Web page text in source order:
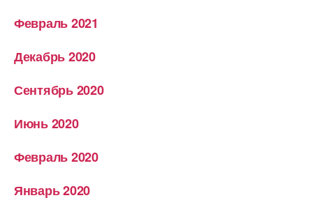
Февраль 2021
Декабрь 2020
Сентябрь 2020
Июнь 2020
Февраль 2020
Январь 2020